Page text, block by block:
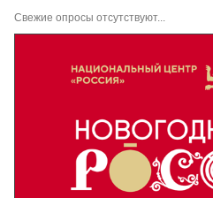
Свежие опросы отсутствуют...